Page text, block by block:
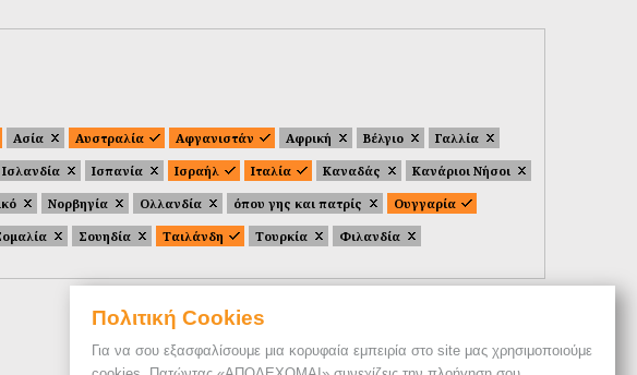
Πολιτική Cookies
Για να σου εξασφαλίσουμε μια κορυφαία εμπειρία στο site μας χρησιμοποιούμε
Ασία Αυστραλία Αφγανιστάν Αφρική Βέλγιο
Γαλλία
Ισλανδία Ισπανία Ισραήλ Ιταλία Καναδάς
Κανάριοι Νήσοι
Νορβηγία Ολλανδία όπου γης και πατρίς
Ουγγαρία
Σουηδία Ταιλάνδη Τουρκία Φιλανδία